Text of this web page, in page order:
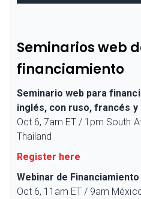
Seminarios web
financiamiento
Seminario web para
inglés, con ruso, francés y
Oct 6, 7am ET / 1pm South
Thailand
Register here
Webinar de
Oct 6, 11am ET / 9am